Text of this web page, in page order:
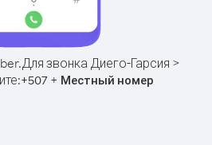
Для звонка Диего-Гарсия >
+507 + Местный номер